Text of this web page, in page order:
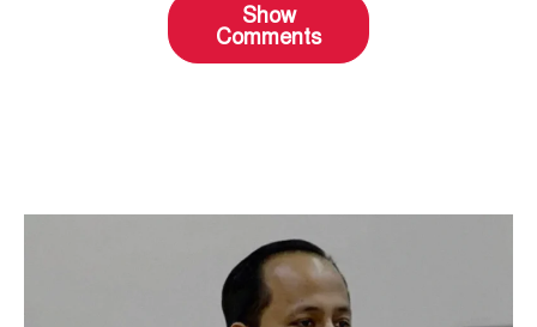
Show
Comments